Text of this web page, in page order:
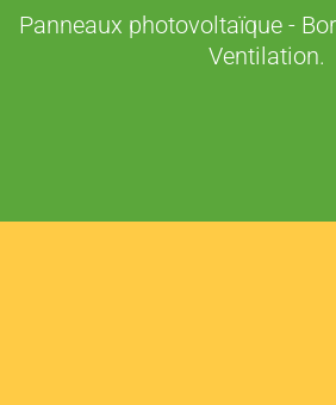
Panneaux photovoltaïque -
Ventilation.